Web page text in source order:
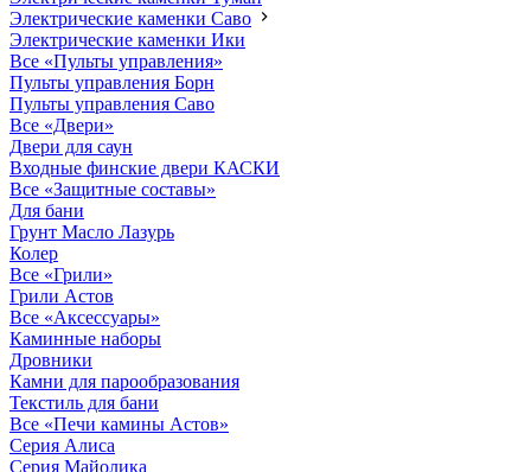
Электрические каменки Саво
Электрические каменки Ики
Все «Пульты управления»
Пульты управления Борн
Пульты управления Саво
Все «Двери»
Двери для саун
Входные финские двери КАСКИ
Все «Защитные составы»
Для бани
Грунт Масло Лазурь
Колер
Все «Грили»
Грили Астов
Все «Аксессуары»
Каминные наборы
Дровники
Камни для парообразования
Текстиль для бани
Все «Печи камины Астов»
Серия Алиса
Серия Майолика